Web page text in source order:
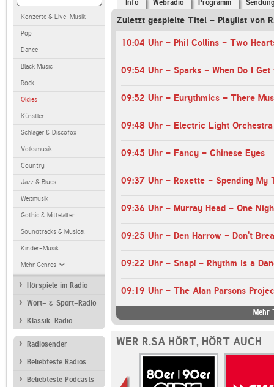
Konzerte & Live-Musik
Pop
Dance
Black Music
Rock
Oldies
Künstler
Schlager & Discofox
Volksmusik
Country
Jazz & Blues
Weltmusik
Gothic & Mittelalter
Soundtracks & Musical
Kinder-Musik
Mehr Genres
Hörspiele im Radio
Wort- & Sport-Radio
Klassik-Radio
Radiosender
Beliebteste Radios
Beliebteste Podcasts
Info Webradio Programm
Zuletzt gespielte Titel - Playlist von
10:04 Uhr - Phil Collins - Two
09:54 Uhr - Sparks - When Do I Get
09:48 Uhr - Electric Light
09:45 Uhr - Fancy - Chinese Eyes
09:37 Uhr - Roxette - Spending My
09:36 Uhr - Murray Head - One
09:25 Uhr - Den Harrow - Don't
09:22 Uhr - Snap! - Rhythm Is a
09:19 Uhr - The Alan Parsons
Mehr
WER R.SA HÖRT, HÖRT AUCH